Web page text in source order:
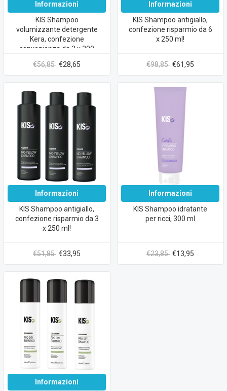
Informazioni
KIS Shampoo
volumizzante detergente
Kera, confezione
convenienza da 3 x 300
€56,85 €28,65
Informazioni
KIS Shampoo antigiallo,
confezione risparmio da 6
x 250 ml!
€98,85 €61,95
Informazioni
KIS Shampoo antigiallo,
confezione risparmio da 3
x 250 ml!
€51,85 €33,95
Informazioni
KIS Shampoo idratante
per ricci, 300 ml
€23,85 €13,95
Informazioni